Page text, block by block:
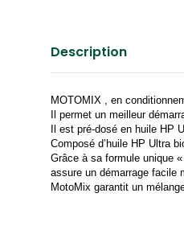
MOTOMIX , en
Il permet un meilleur
Il est pré-dosé en huile HP
Composé d’huile HP Ultra
Grâce à sa formule unique
assure un démarrage facile
MotoMix garantit un